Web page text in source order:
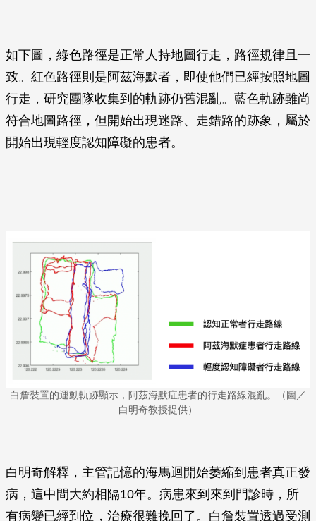
如下圖，綠色路徑是正常人持地圖行走，路徑規律且一
致。紅色路徑則是阿茲海默者，即使他們已經按照地圖
行走，研究團隊收集到的軌跡仍舊混亂。藍色軌跡雖尚
符合地圖路徑，但開始出現迷路、走錯路的跡象，屬於
開始出現輕度認知障礙的患者。
白詹裝置的運動軌跡顯示，阿茲海默症患者的行走路線混亂。（圖／
白明奇教授提供）
白明奇解釋，主管記憶的海馬迴開始萎縮到患者真正發
病，這中間大約相隔10年。病患來到來到門診時，所
有病變已經到位，治療很難挽回了。白詹裝置透過受測